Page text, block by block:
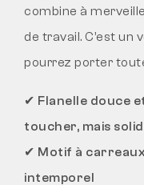
combine à
de travail. C’est un
pourrez porter
✔ Flanelle douce
toucher, mais
✔ Motif à
intemporel